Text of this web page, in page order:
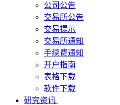
公司公告
交易所公告
交易提示
交易所通知
手续费通知
开户指南
表格下载
软件下载
研究资讯